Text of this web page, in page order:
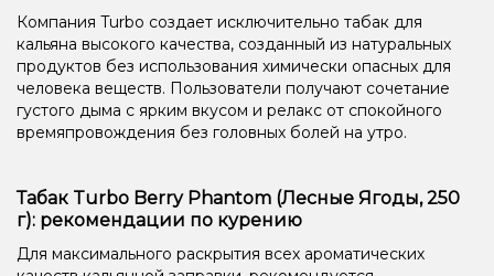
Компания Turbo создает исключительно табак для
кальяна высокого качества, созданный из натуральных
продуктов без использования химически опасных для
человека веществ. Пользователи получают сочетание
густого дыма с ярким вкусом и релакс от спокойного
времяпровождения без головных болей на утро.
Табак Turbo Berry Phantom (Лесные Ягоды, 250
г): рекомендации по курению
Для максимального раскрытия всех ароматических